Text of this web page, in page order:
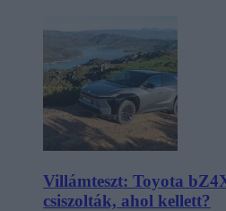
Villámteszt: Toyota
csiszolták, ahol kellett?